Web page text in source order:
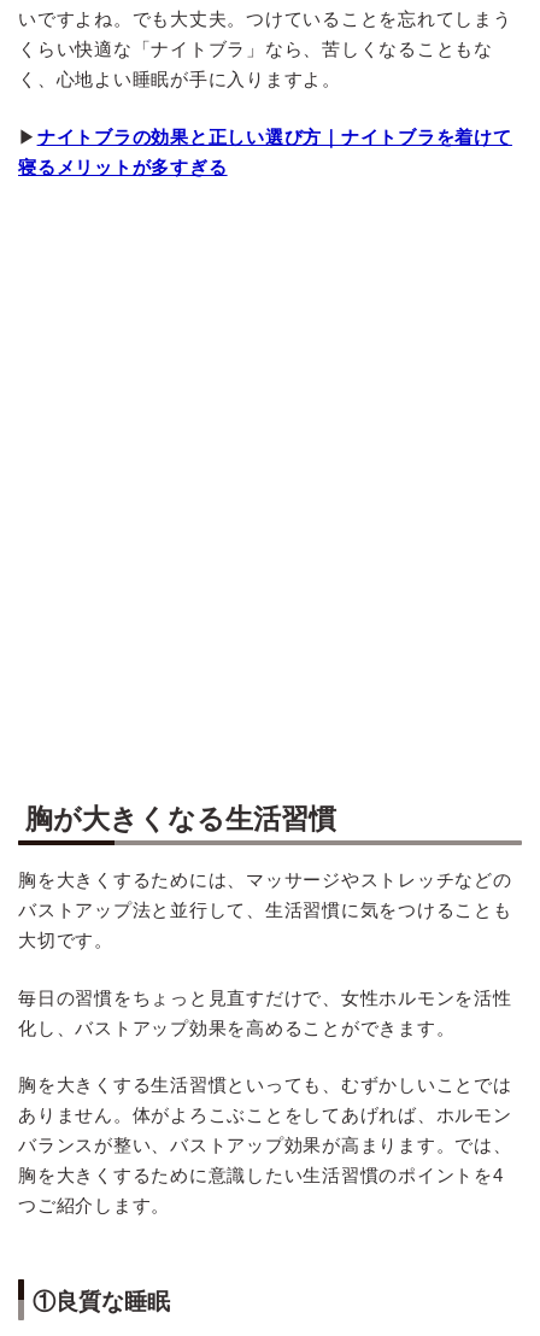
いですよね。でも大丈夫。つけていることを忘れてしまう
くらい快適な「ナイトブラ」なら、苦しくなることもな
く、心地よい睡眠が手に入りますよ。
▶ ナイトブラの効果と正しい選び方｜ナイトブラを着けて
寝るメリットが多すぎる
胸が大きくなる生活習慣
胸を大きくするためには、マッサージやストレッチなどの
バストアップ法と並行して、生活習慣に気をつけることも
大切です。
毎日の習慣をちょっと見直すだけで、女性ホルモンを活性
化し、バストアップ効果を高めることができます。
胸を大きくする生活習慣といっても、むずかしいことでは
ありません。体がよろこぶことをしてあげれば、ホルモン
バランスが整い、バストアップ効果が高まります。では、
胸を大きくするために意識したい生活習慣のポイントを4
つご紹介します。
①良質な睡眠